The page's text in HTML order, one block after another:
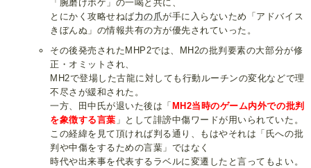
「腕磨けボケ」の一喝と共に、
とにかく攻略せねば力の爪が手に入らないため「アドバイス
きぼんぬ」の情報共有の方が優先されていった。
その後発売されたMHP2では、MH2の批判要素の大部分が修
正・オミットされ、
MH2で登場した古龍に対しても行動ルーチンの変化などで理
不尽さが緩和された。
一方、田中氏が退いた後は「MH2当時のゲーム内外での批判
を象徴する言葉 」として誹謗中傷ワードが用いられていた。
この経緯を見て頂ければ判る通り、もはやそれは「氏への批
判や中傷をするための言葉」ではなく
時代や出来事を代表するラベルに変遷したと言ってもよい。